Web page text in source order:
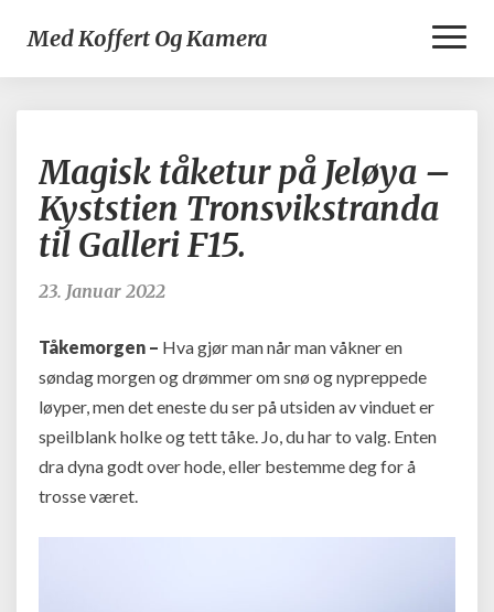
Med Koffert Og Kamera
tåketur
på
Jeløya
Galleri
F15.
Magisk tåketur på Jeløya –
Kyststien Tronsvikstranda
til Galleri F15.
23. Januar 2022
Tåkemorgen – Hva gjør man når man våkner en
søndag morgen og drømmer om snø og nypreppede
løyper, men det eneste du ser på utsiden av vinduet er
speilblank holke og tett tåke. Jo, du har to valg. Enten
dra dyna godt over hode, eller bestemme deg for å
trosse været.